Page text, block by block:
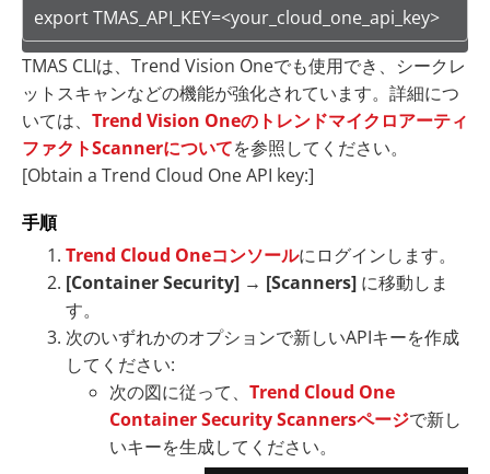
export TMAS_API_KEY=<your_cloud_one_api_key>
TMAS CLIは、Trend Vision Oneでも使用でき、シークレ
ットスキャンなどの機能が強化されています。詳細につ
いては、 Trend Vision Oneのトレンドマイクロアーティ
ファクトScannerについてを参照してください。
[Obtain a Trend Cloud One API key:]
手順
Trend Cloud Oneコンソールにログインします。
[Container Security] → [Scanners] に移動しま
す。
次のいずれかのオプションで新しいAPIキーを作成
してください:
次の図に従って、 Trend Cloud One
Container Security Scannersページで新し
いキーを生成してください。